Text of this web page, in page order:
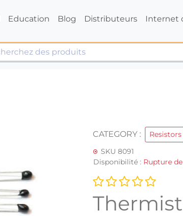
Education Blog Distributeurs Internet
CATEGORY :
Resistors
SKU 8091
Disponibilité : Rupture